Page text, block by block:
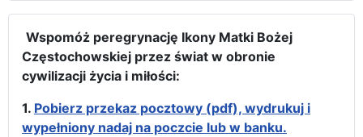
Wspomóż peregrynację Ikony Matki Bożej
Częstochowskiej przez świat w obronie
cywilizacji życia i miłości:
1. Pobierz przekaz pocztowy (pdf), wydrukuj i
wypełniony nadaj na poczcie lub w banku.